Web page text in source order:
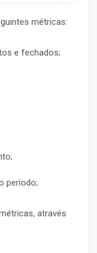
métricas:
e fechados;
período;
através